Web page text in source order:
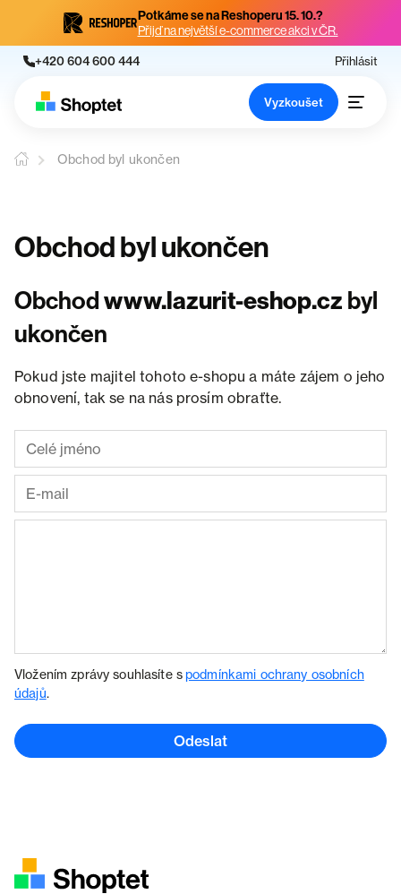
Potkáme se na Reshoperu 15. 10.?
Přijď na největší e-commerce akci v ČR.
+420 604 600 444 Přihlásit
Vyzkoušet
Obchod byl ukončen
Obchod byl ukončen
Obchodwww.lazurit-eshop.cz byl
ukončen
Pokud jste majitel tohoto e-shopu a máte zájem o jeho
obnovení, tak se na nás prosím obraťte.
Vložením zprávy souhlasíte spodmínkami ochrany osobních
údajů.
Odeslat